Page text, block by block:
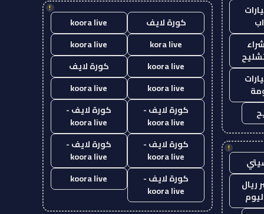
!
ريال
!
كورة لايف
koora live
kora live
koora live
koora live
كورة لايف
koora live
koora live
كورة لايف -
koora live
كورة لايف -
koora live
كورة لايف -
koora live
كورة لايف -
koora live
كورة لايف -
koora live
koora live